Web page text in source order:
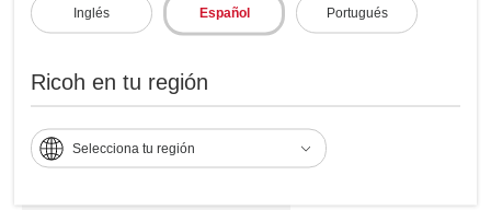
Inglés Español Portugués
Ricoh en tu región
Selecciona tu región
en América Latina. Ofrecemos
soluciones
y servicios que se adaptan a las
necesidades actuales de las instituciones de educación
primaria y secundaria para desarrollar el aprendizaje
profundo y las competencias del futuro.